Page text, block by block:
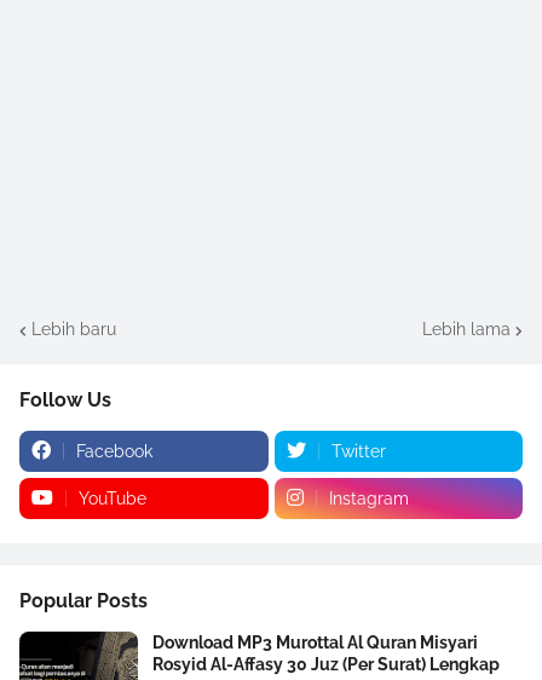
Lebih baru Lebih lama
Follow Us
Facebook Twitter
YouTube Instagram
Popular Posts
Download MP3 Murottal Al Quran Misyari
Rosyid Al-Affasy 30 Juz (Per Surat) Lengkap